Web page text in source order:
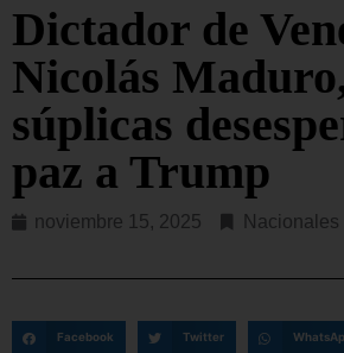
Dictador de
Nicolás
súplicas
paz a Trump
noviembre 15, 2025 Nacionales
Facebook Twitter